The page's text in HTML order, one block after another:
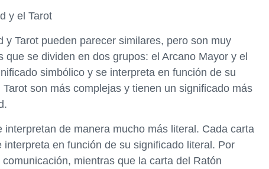
y el Tarot
Tarot pueden parecer similares, pero son muy
se dividen en dos grupos: el Arcano Mayor y el
simbólico y se interpreta en función de su
son más complejas y tienen un significado más
de manera mucho más literal. Cada carta
en función de su significado literal. Por
mientras que la carta del Ratón